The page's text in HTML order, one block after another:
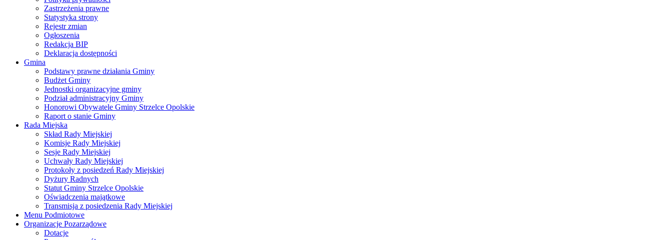
Zastrzeżenia prawne
Statystyka strony
Rejestr zmian
Ogłoszenia
Redakcja BIP
Deklaracja dostępności
Gmina
Podstawy prawne działania Gminy
Budżet Gminy
Jednostki organizacyjne gminy
Podział administracyjny Gminy
Honorowi Obywatele Gminy Strzelce Opolskie
Raport o stanie Gminy
Rada Miejska
Skład Rady Miejskiej
Komisje Rady Miejskiej
Sesje Rady Miejskiej
Uchwały Rady Miejskiej
Protokoły z posiedzeń Rady Miejskiej
Dyżury Radnych
Statut Gminy Strzelce Opolskie
Oświadczenia majątkowe
Transmisja z posiedzenia Rady Miejskiej
Menu Podmiotowe
Organizacje Pozarządowe
Dotacje